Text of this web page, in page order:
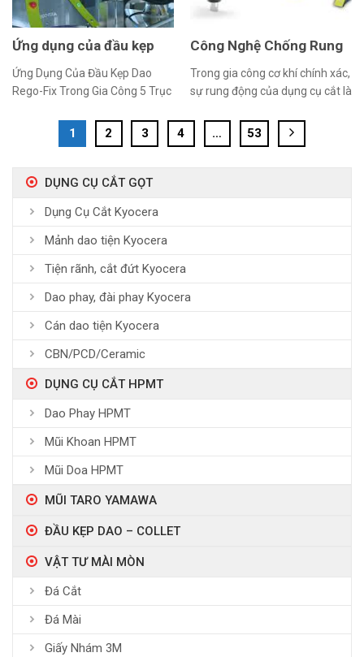
Ứng dụng của đầu kẹp
dao Rego-Fix trong gia
công 5 trục
Ứng Dụng Của Đầu Kẹp Dao
Rego-Fix Trong Gia Công 5 Trục
machining) là một kỹ thuật tiên
tiến trong ngành cơ khí, cho
tạp với độ chính xác và hiệu quả
công ở nhiều góc […]
Công Nghệ Chống Rung
Độc Quyền Của Đầu Kẹp
Dao Rego-Fix
Trong gia công cơ khí chính xác,
sự rung động của dụng cụ cắt là
hưởng đến chất lượng gia công,
độ chính xác và tuổi thọ của
1 2 3 4 … 53
DỤNG CỤ CẮT GỌT
Dụng Cụ Cắt Kyocera
Mảnh dao tiện Kyocera
Tiện rãnh, cắt đứt Kyocera
Dao phay, đài phay Kyocera
Cán dao tiện Kyocera
CBN/PCD/Ceramic
DỤNG CỤ CẮT HPMT
Dao Phay HPMT
Mũi Khoan HPMT
Mũi Doa HPMT
MŨI TARO YAMAWA
ĐẦU KẸP DAO – COLLET
VẬT TƯ MÀI MÒN
Đá Cắt
Đá Mài
Giấy Nhám 3M